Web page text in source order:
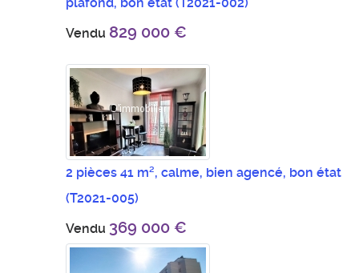
Vendu 829 000 €
2 pièces 41 m², calme, bien agencé, bon état
(T2021-005)
Vendu 369 000 €